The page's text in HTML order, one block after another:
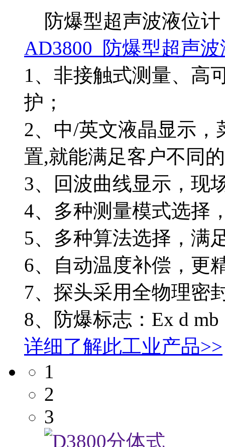
防爆型超声波液位计
AD3800 防爆型超声波
1、非接触式测量、高
护；
2、中/英文液晶显示
置,就能满足客户不同
3、回波曲线显示，现
4、多种测量模式选择
5、多种算法选择，满
6、自动温度补偿，更
7、探头采用全物理密
8、防爆标志：Ex d mb
详细了解此工业产品>>
1
2
3